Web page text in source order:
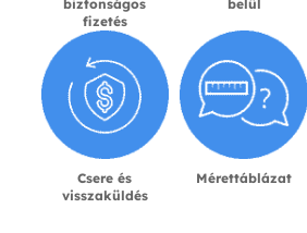
biztonságos
fizetés
belül
Csere és
visszaküldés
Mérettáblázat